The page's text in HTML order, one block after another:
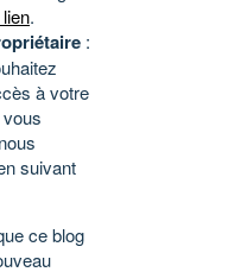
.
:
à votre
suivant
ce blog